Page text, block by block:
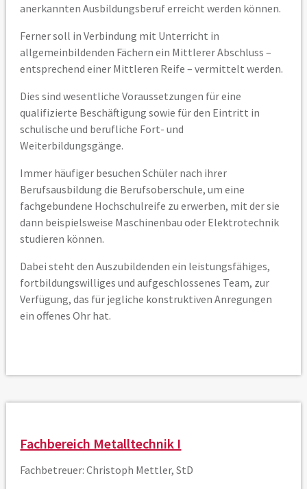
anerkannten Ausbildungsberuf erreicht werden können.
Ferner soll in Verbindung mit Unterricht in
allgemeinbildenden Fächern ein Mittlerer Abschluss –
entsprechend einer Mittleren Reife – vermittelt werden.
Dies sind wesentliche Voraussetzungen für eine
qualifizierte Beschäftigung sowie für den Eintritt in
schulische und berufliche Fort- und
Weiterbildungsgänge.
Immer häufiger besuchen Schüler nach ihrer
Berufsausbildung die Berufsoberschule, um eine
fachgebundene Hochschulreife zu erwerben, mit der sie
dann beispielsweise Maschinenbau oder Elektrotechnik
studieren können.
Dabei steht den Auszubildenden ein leistungsfähiges,
fortbildungswilliges und aufgeschlossenes Team, zur
Verfügung, das für jegliche konstruktiven Anregungen
ein offenes Ohr hat.
Fachbereich Metalltechnik I
Fachbetreuer: Christoph Mettler, StD